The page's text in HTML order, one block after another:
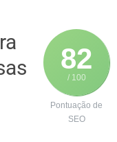
82
/ 100
Pontuação de
SEO